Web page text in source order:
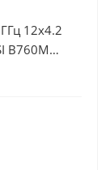
12x4.2
B760M
16Гб,